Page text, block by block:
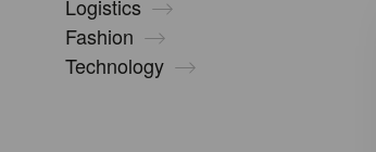
Logistics
Fashion
Technology